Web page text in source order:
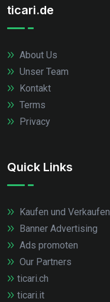
ticari.de
About Us
Unser Team
Kontakt
Terms
Privacy
Quick Links
Kaufen und Verkaufen
Banner Advertising
Ads promoten
Our Partners
ticari.ch
ticari.it